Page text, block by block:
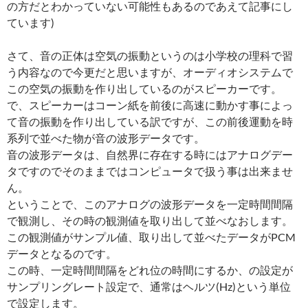
の方だとわかっていない可能性もあるのであえて記事にし
ています)
さて、音の正体は空気の振動というのは小学校の理科で習
う内容なので今更だと思いますが、オーディオシステムで
この空気の振動を作り出しているのがスピーカーです。
で、スピーカーはコーン紙を前後に高速に動かす事によっ
て音の振動を作り出している訳ですが、この前後運動を時
系列で並べた物が音の波形データです。
音の波形データは、自然界に存在する時にはアナログデー
タですのでそのままではコンピュータで扱う事は出来ませ
ん。
ということで、このアナログの波形データを一定時間間隔
で観測し、その時の観測値を取り出して並べなおします。
この観測値がサンプル値、取り出して並べたデータがPCM
データとなるのです。
この時、一定時間間隔をどれ位の時間にするか、の設定が
サンプリングレート設定で、通常はヘルツ(Hz)という単位
で設定します。